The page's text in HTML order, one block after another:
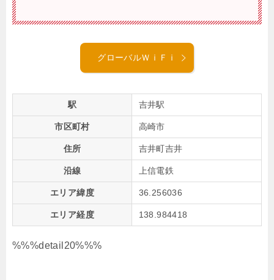
グローバルＷｉＦｉ
駅 吉井駅
市区町村 高崎市
住所 吉井町吉井
沿線 上信電鉄
エリア緯度 36.256036
エリア経度 138.984418
%%%detail20%%%